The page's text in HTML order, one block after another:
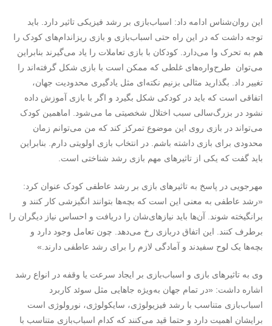
این روان‌شناس ادامه داد: اسباب‌بازی بر رشد فیزیکی تاثیر دارد. باید
توجه داشت که در این راه حتی اسباب‌بازی و بازی ریزاندام‌های کودک را
هم به تحرک وا می‌دارد. کودکان با بازی تعاملات را یاد می‌گیرند بنابراین
می‌توان طرح‌واره‌های غلطی که ممکن است با بازی شکل گرفته‌اند را
تغییر داد. بگذارید مثالی بزنیم نکته‌ای مثل یادگیری محدودیت جهان،
اتفاقی است که باید در کودکی شکل بگیرد و اگر با بازی آموزش داده
نشود در بزرگ‌سالی سبب اختلال شخصیتی ما می‌شود. اماهمین کودک
می‌تواند در بازی روی این موضوع تمرکز کند که من می‌توانم زمان
محدودی برای بازی داشته باشم. در انتخاب بازی اولویتی دارم. بنابراین
باید گفت که یکی از تاثیرهای مهم بازی رشد شناختی است.
مهرجویی در پاسخ به تاثیرهای بازی بر رشد عاطفی کودک عنوان کرد:
«رشد عاطفی به معنی این است که بچه‌ها بتوانند انگیزشی کار کنند و
برانگیخته شوند. آن‌ها باید نیازهای‌شان را دریافت و احساس نیاز دیگران را
برطرف کنند. این اتفاق دربازی رخ می‌دهد. چون تعامل وجود دارد و
بچه‌ها یک لوح سفیدند و آمادگی لازم را برای رشد عاطفی دارند.»
وی به تاثیرهای بازی و اسباب‌بازی بر ایجاد سرعت یا وقفه در انواع رشد
اشاره داشت: «در تمام جهان به‌ویژه جاهایی مثل سوئد کاربرد
اسباب‌بازی متناسب با رشد فیزیولوژی، سایکولوژی، نورولوژی است
برایشان اهمیت دارد و حتما قید می‌کنند که کدام اسباب‌بازی متناسب با